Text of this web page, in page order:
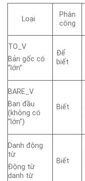
Loại
Phân
công
TO_V
Bản gốc có
“lớn”
Để
biết
BARE_V
Ban đầu
(không có
“lớn”)
Biết
Danh động
từ
Động từ
danh từ
Biết